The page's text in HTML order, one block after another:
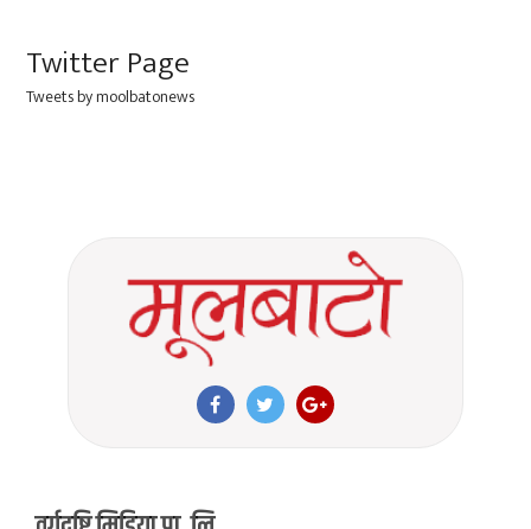
Twitter Page
Tweets by moolbatonews